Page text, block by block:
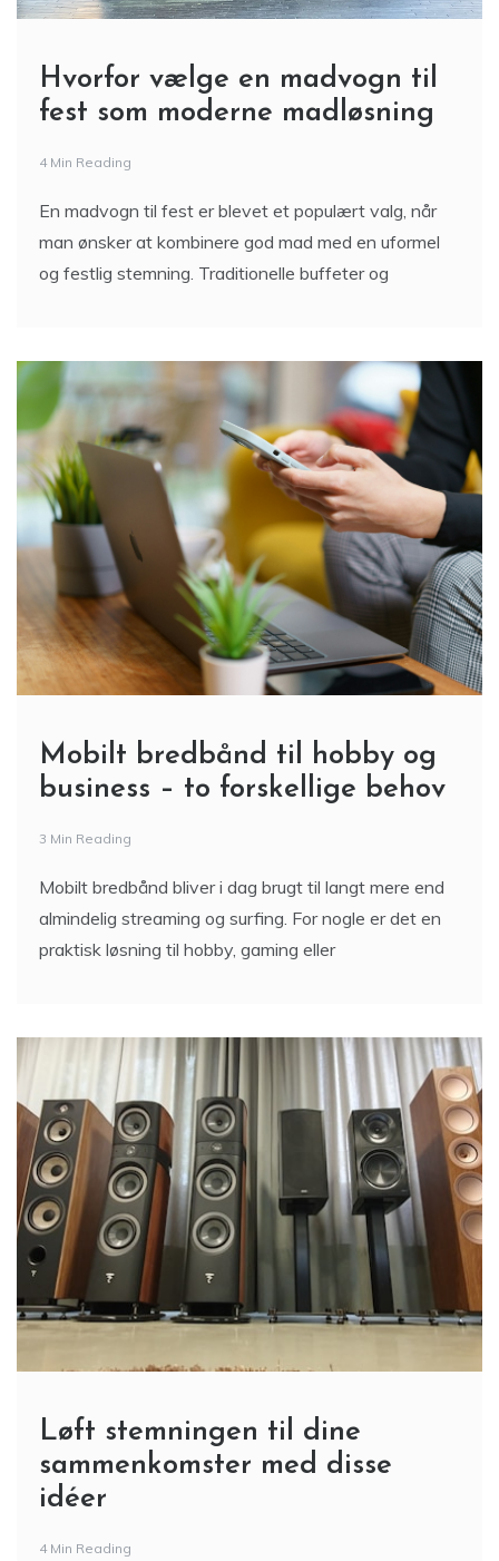
Hvorfor vælge en madvogn til
fest som moderne madløsning
4 Min Reading
En madvogn til fest er blevet et populært valg, når
man ønsker at kombinere god mad med en uformel
og festlig stemning. Traditionelle buffeter og
Mobilt bredbånd til hobby og
business – to forskellige behov
3 Min Reading
Mobilt bredbånd bliver i dag brugt til langt mere end
almindelig streaming og surfing. For nogle er det en
praktisk løsning til hobby, gaming eller
Løft stemningen til dine
sammenkomster med disse
idéer
4 Min Reading